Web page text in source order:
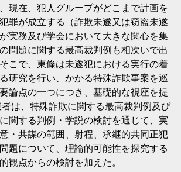
現在、犯人グループがどこまで計画を
罪が成立する（詐欺未遂又は窃盗未遂
実務及び学会において大きな関心を集
問題に関する最高裁判例も相次いで出
こで、東條は未遂犯における実行の着
研究を行い、かかる特殊詐欺事案を巡
論点の一つにつき、基礎的な視座を提
は、特殊詐欺に関する最高裁判例及び
関する判例・学説の検討を通じて、実
・共謀の範囲、射程、承継的共同正犯
題について、理論的可能性を探究する
観点からの検討を加えた。